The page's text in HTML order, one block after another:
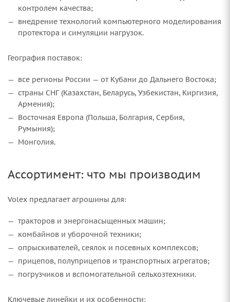
контролем качества;
внедрение технологий компьютерного моделирования
протектора и симуляции нагрузок.
География поставок:
все регионы России — от Кубани до Дальнего Востока;
страны СНГ (Казахстан, Беларусь, Узбекистан, Киргизия,
Армения);
Восточная Европа (Польша, Болгария, Сербия,
Румыния);
Монголия.
Ассортимент: что мы производим
Volex предлагает агрошины для:
тракторов и энергонасыщенных машин;
комбайнов и уборочной техники;
опрыскивателей, сеялок и посевных комплексов;
прицепов, полуприцепов и транспортных агрегатов;
погрузчиков и вспомогательной сельхозтехники.
Ключевые линейки и их особенности: